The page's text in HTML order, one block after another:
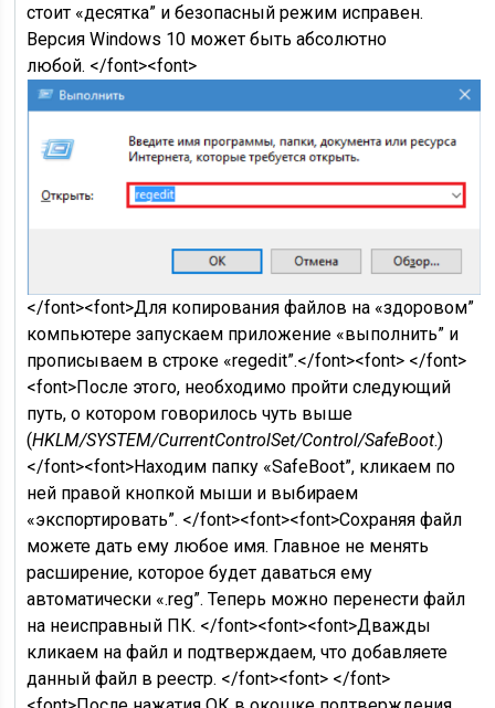
стоит «десятка” и безопасный режим исправен.
Версия Windows 10 может быть абсолютно
любой. </font><font>
</font><font>Для копирования файлов на «здоровом”
компьютере запускаем приложение «выполнить” и
прописываем в строке «regedit”.</font><font> </font>
<font>После этого, необходимо пройти следующий
путь, о котором говорилось чуть выше
(HKLM/SYSTEM/CurrentControlSet/Control/SafeBoot.)
</font><font>Находим папку «SafeBoot”, кликаем по
ней правой кнопкой мыши и выбираем
«экспортировать”. </font><font><font>Сохраняя файл
можете дать ему любое имя. Главное не менять
расширение, которое будет даваться ему
автоматически «.reg”. Теперь можно перенести файл
на неисправный ПК. </font><font><font>Дважды
кликаем на файл и подтверждаем, что добавляете
данный файл в реестр. </font><font> </font>